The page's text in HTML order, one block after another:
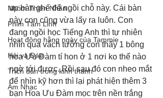
Nhóm Thiên Nhãn
Phim Tâm Linh
Hoạt động hằng ngày của Tammie
Hỏi và Đáp
Trích dẫn trong kinh thánh
Âm Nhạc
up bàn ghế để ngồi chỗ này. Cái bàn
này con cũng vừa lấy ra luôn. Con
đang ngồi học Tiếng Anh thì tự nhiên
nhìn qua vách tường con thấy 1 bông
hoa Ưu Đàm tí hon ở 1 nơi ko thể nào
ngờ tới được. Rồi sau đó con nheo mắt
để nhìn kỹ hơn thì lại phát hiện thêm 3
bạn Hoa Ưu Đàm mọc trên nền trắng